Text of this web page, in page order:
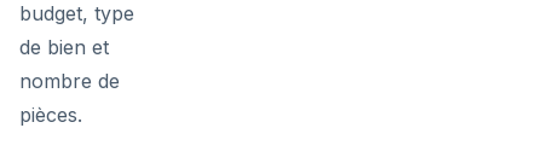
budget, type
de bien et
nombre de
pièces.